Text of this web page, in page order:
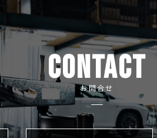
CONTACT
お問合せ